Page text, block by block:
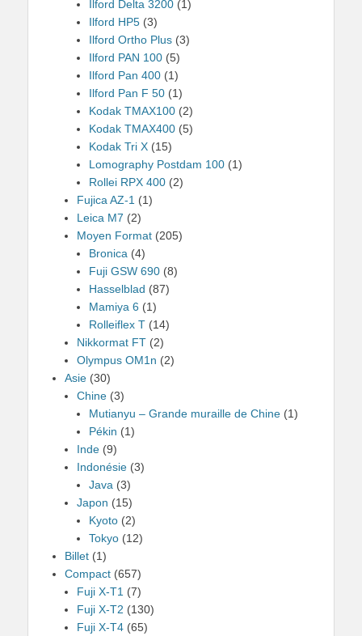
Ilford Delta 3200 (1)
Ilford HP5 (3)
Ilford Ortho Plus (3)
Ilford PAN 100 (5)
Ilford Pan 400 (1)
Ilford Pan F 50 (1)
Kodak TMAX100 (2)
Kodak TMAX400 (5)
Kodak Tri X (15)
Lomography Postdam 100 (1)
Rollei RPX 400 (2)
Fujica AZ-1 (1)
Leica M7 (2)
Moyen Format (205)
Bronica (4)
Fuji GSW 690 (8)
Hasselblad (87)
Mamiya 6 (1)
Rolleiflex T (14)
Nikkormat FT (2)
Olympus OM1n (2)
Asie (30)
Chine (3)
Mutianyu – Grande muraille de Chine (1)
Pékin (1)
Inde (9)
Indonésie (3)
Java (3)
Japon (15)
Kyoto (2)
Tokyo (12)
Billet (1)
Compact (657)
Fuji X-T1 (7)
Fuji X-T2 (130)
Fuji X-T4 (65)